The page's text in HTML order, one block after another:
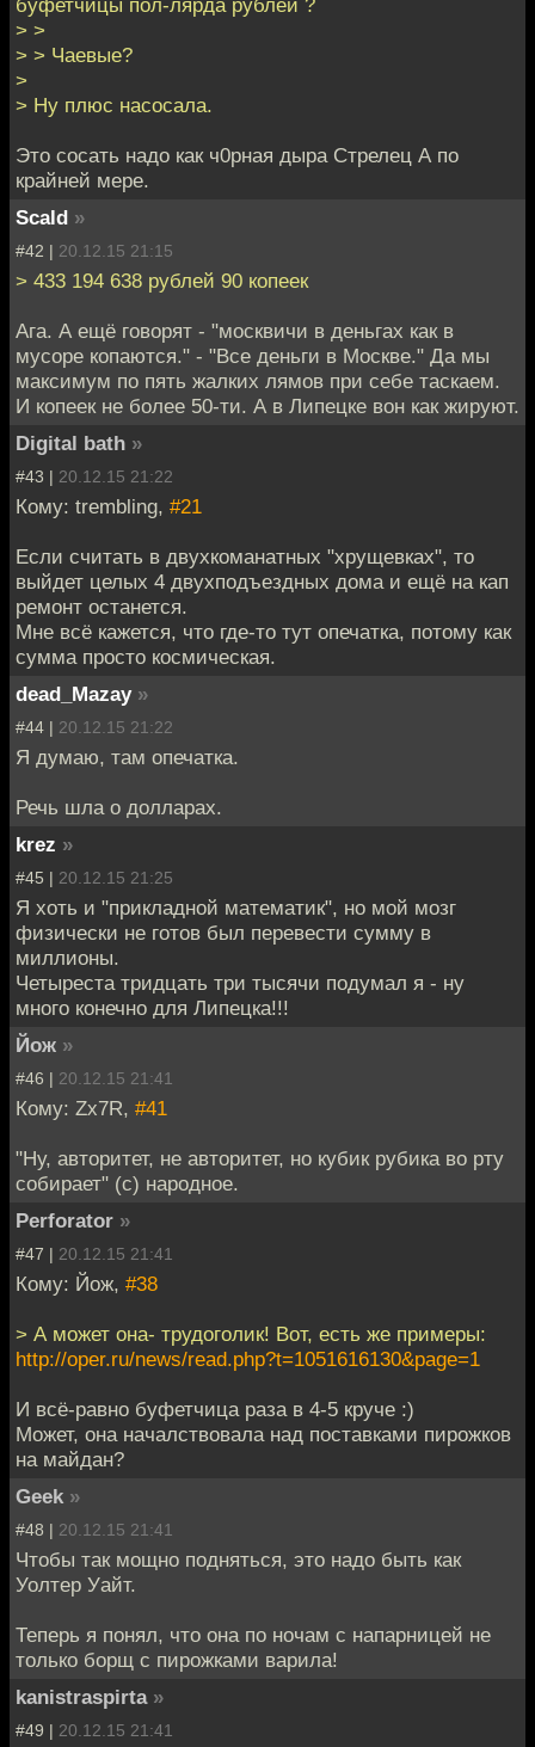
> >
> > Чаевые?
>
> Ну плюс насосала.
Это сосать надо как ч0рная дыра Стрелец А по
крайней мере.
Scald »
#42 | 20.12.15 21:15
> 433 194 638 рублей 90 копеек
Ага. А ещё говорят - "москвичи в деньгах как в
мусоре копаются." - "Все деньги в Москве." Да мы
максимум по пять жалких лямов при себе таскаем.
И копеек не более 50-ти. А в Липецке вон как жируют.
Digital bath »
#43 | 20.12.15 21:22
Кому: trembling, #21
Если считать в двухкоманатных "хрущевках", то
выйдет целых 4 двухподъездных дома и ещё на кап
ремонт останется.
Мне всё кажется, что где-то тут опечатка, потому как
сумма просто космическая.
dead_Mazay »
#44 | 20.12.15 21:22
Я думаю, там опечатка.
Речь шла о долларах.
krez »
#45 | 20.12.15 21:25
Я хоть и "прикладной математик", но мой мозг
физически не готов был перевести сумму в
миллионы.
Четыреста тридцать три тысячи подумал я - ну
много конечно для Липецка!!!
Йож »
#46 | 20.12.15 21:41
Кому: Zx7R, #41
"Ну, авторитет, не авторитет, но кубик рубика во рту
собирает" (с) народное.
Perforator »
#47 | 20.12.15 21:41
Кому: Йож, #38
> А может она- трудоголик! Вот, есть же примеры:
http://oper.ru/news/read.php?t=1051616130&page=1
И всё-равно буфетчица раза в 4-5 круче :)
Может, она началствовала над поставками пирожков
на майдан?
Geek »
#48 | 20.12.15 21:41
Чтобы так мощно подняться, это надо быть как
Уолтер Уайт.
Теперь я понял, что она по ночам с напарницей не
только борщ с пирожками варила!
kanistraspirta »
#49 | 20.12.15 21:41